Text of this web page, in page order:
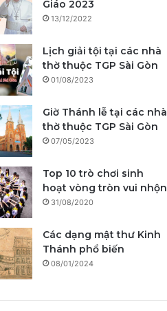
Giáo 2023
13/12/2022
Lịch giải tội tại các nhà
thờ thuộc TGP Sài Gòn
01/08/2023
Giờ Thánh lễ tại các nhà
thờ thuộc TGP Sài Gòn
07/05/2023
Top 10 trò chơi sinh
hoạt vòng tròn vui nhộn
31/08/2020
Các dạng mật thư Kinh
Thánh phổ biến
08/01/2024